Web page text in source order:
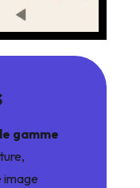
gamme
image